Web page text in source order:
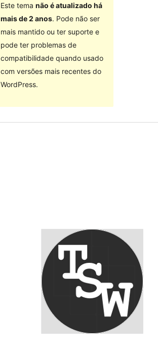
Este tema não é atualizado há
mais de 2 anos. Pode não ser
mais mantido ou ter suporte e
pode ter problemas de
compatibilidade quando usado
com versões mais recentes do
WordPress.